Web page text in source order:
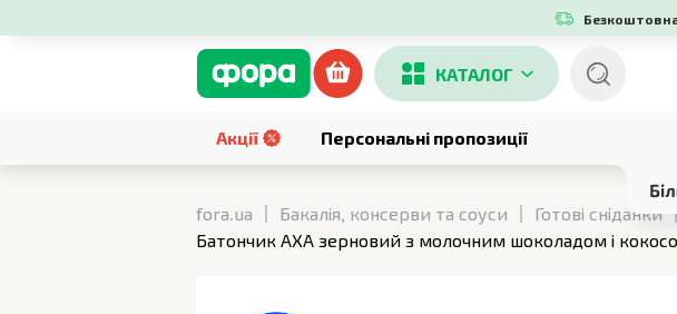
КАТАЛОГ
Акції Персональні пропозиції
fora.ua
Бакалія, консерви та соуси Готові сніданки
Батончик AXA зерновий з молочним шоколадом і